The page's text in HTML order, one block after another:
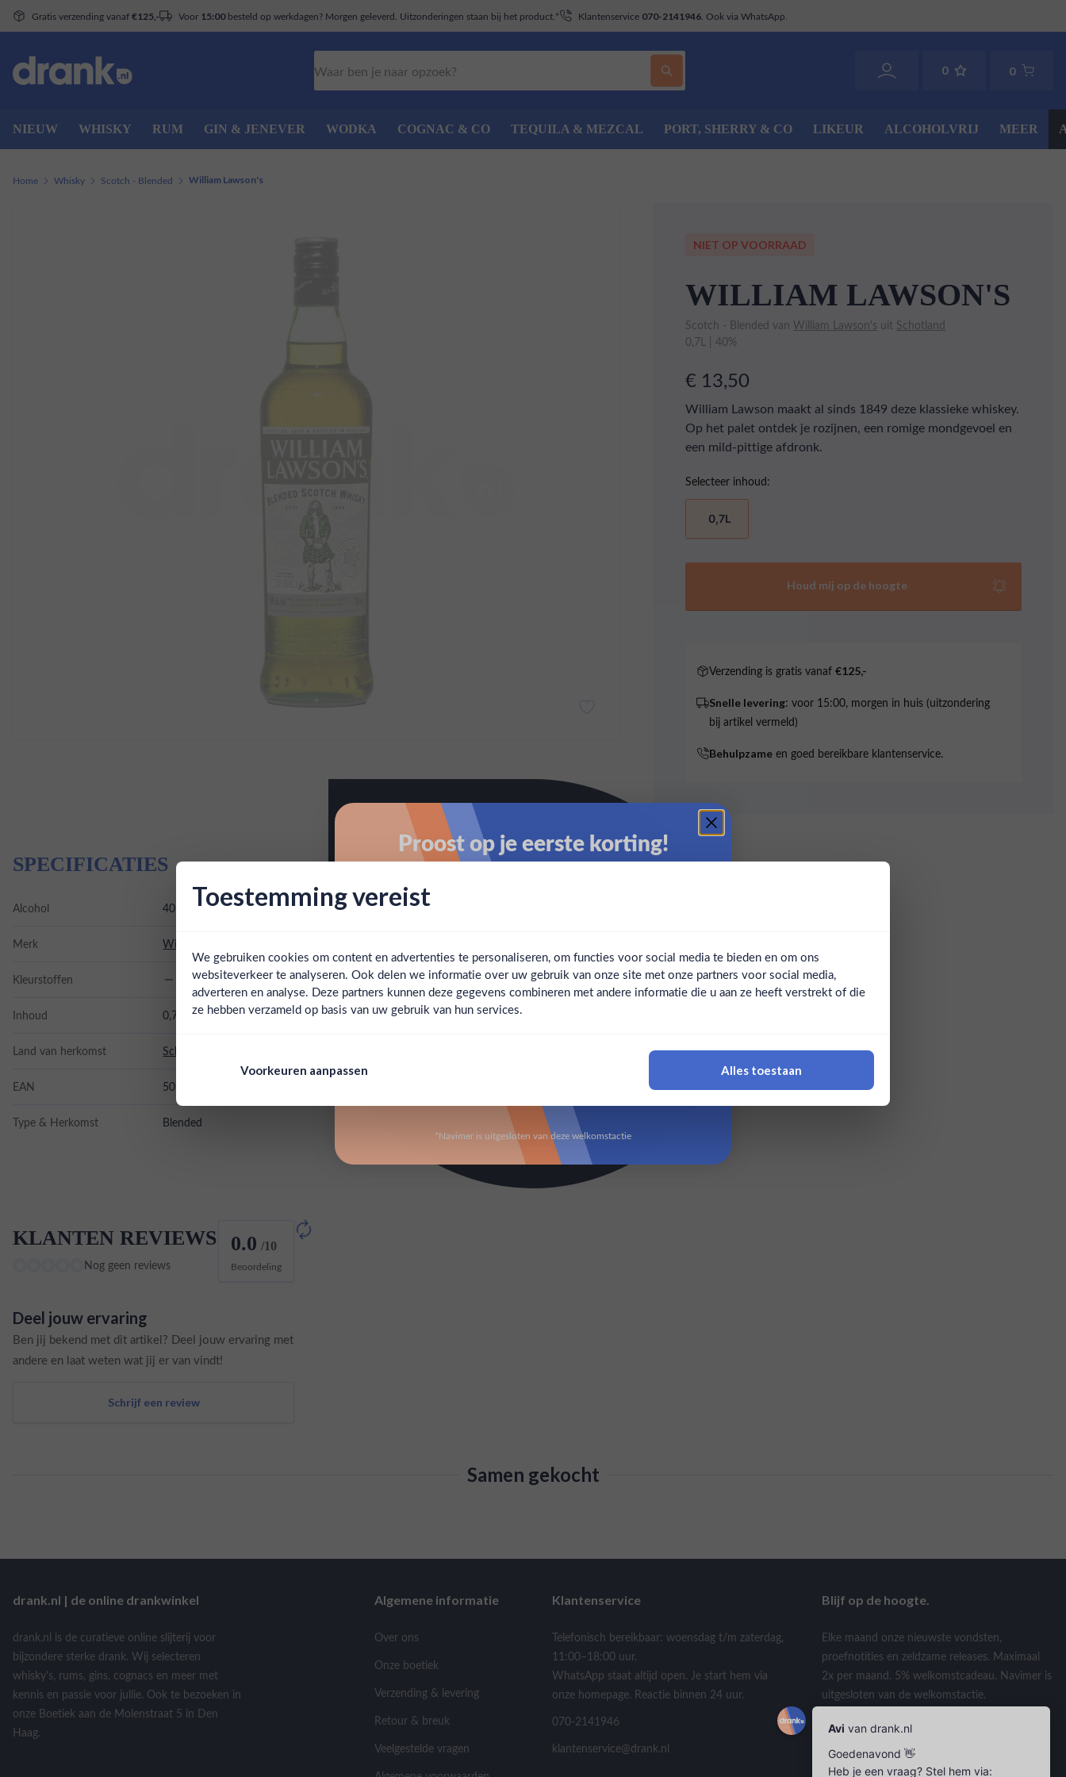
Gratis verzending vanaf €125,- Voor 15:00besteld op werkdagen? Morgen geleverd. Uitzonderingen staan bij het product.* Klantenservice 070-2141946 . Ook via WhatsApp.
0 0
NIEUW WHISKY RUM GIN & JENEVER WODKA COGNAC & CO TEQUILA & MEZCAL PORT, SHERRY & CO LIKEUR ALCOHOLVRIJ MEER
Ben jij 18 jaar of ouder?
Home Whisky Scotch - Blended William Lawson's
NIET OP VOORRAAD
WILLIAM LAWSON'S
Scotch - Blended van William Lawson's uit Schotland
0,7L | 40%
€ 13,50
William Lawson maakt al sinds 1849 deze klassieke whiskey.
Op het palet ontdek je rozijnen, een romige mondgevoel en
een mild-pittige afdronk.
Selecteer inhoud:
0,7L
Houd mij op de hoogte
Verzending is gratis vanaf€125,-
Snelle levering: voor 15:00, morgen in huis (uitzondering
bij artikel vermeld)
Behulpzame en goed bereikbare klantenservice.
SPECIFICATIES
Alcohol 40.00%
Merk William Lawson's
Kleurstoffen
Inhoud 0,7L
Land van herkomst Schotland
EAN 5010752000307
Type & Herkomst Blended
KLANTEN REVIEWS
Nog geen reviews
0.0 /10
Beoordeling
Deel jouw ervaring
Ben jij bekend met dit artikel? Deel jouw ervaring met
andere en laat weten wat jij er van vindt!
Schrijf een review
Samen gekocht
drank.nl | de online drankwinkel
drank.nl is de curatieve online slijterij voor
bijzondere sterke drank. Wij selecteren
whisky's, rums, gins, cognacs en meer met
kennis en passie voor jullie. Ook te bezoeken in
onze Boetiek aan de Molenstraat 5 in Den
Haag.
Algemene informatie
Over ons
Onze boetiek
Verzending & levering
Retour & breuk
Veelgestelde vragen
Klantenservice
Telefonisch bereikbaar: woensdag t/m zaterdag,
11:00–18:00 uur.
WhatsApp staat altijd open. Je start hem via
onze homepage. Reactie binnen 24 uur.
070-2141946
klantenservice@drank.nl
Blijf op de hoogte.
Elke maand onze nieuwste vondsten,
proefnotities en zeldzame releases. Maximaal
2x per maand. 5% welkomstcadeau. Navimer is
uitgesloten van de welkomstactie.
Toestemming vereist
We gebruiken cookies om content en advertenties te personaliseren, om functies voor social media te bieden en om ons
websiteverkeer te analyseren. Ook delen we informatie over uw gebruik van onze site met onze partners voor social media,
adverteren en analyse. Deze partners kunnen deze gegevens combineren met andere informatie die u aan ze heeft verstrekt of die
ze hebben verzameld op basis van uw gebruik van hun services.
Voorkeuren aanpassen Alles toestaan
Proost op je eerste korting!
Claim mijn korting
*Navimer is uitgesloten van deze welkomstactie